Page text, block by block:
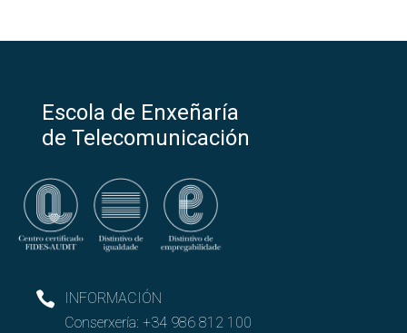
Escola de Enxeñaría
de Telecomunicación
INFORMACIÓN
Conserxería: +34 986 812 100